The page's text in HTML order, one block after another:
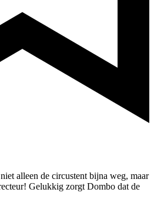
alleen de circustent bijna weg, maar
Gelukkig zorgt Dombo dat de